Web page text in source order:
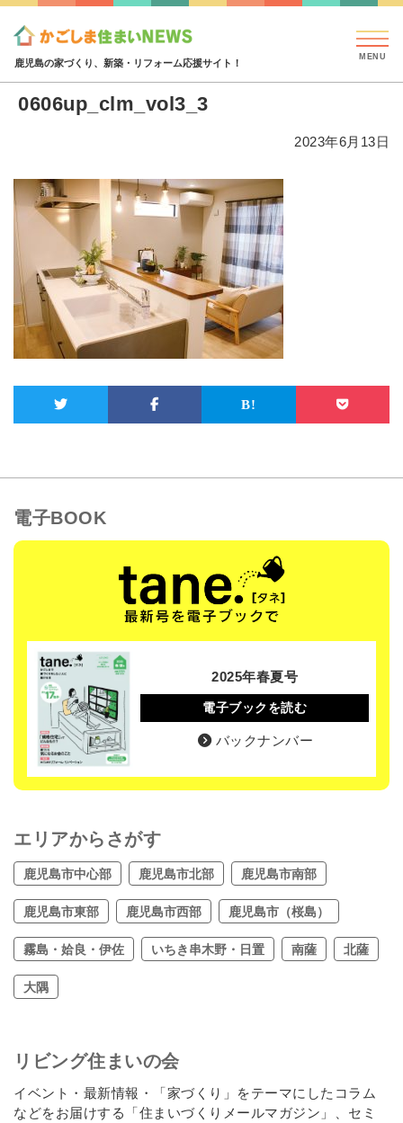
鹿児島の家づくり、新築・リフォーム応援サイト！
0606up_clm_vol3_3
2023年6月13日
電子BOOK
2025年春夏号
電子ブックを読む
バックナンバー
エリアからさがす
鹿児島市中心部 鹿児島市北部 鹿児島市南部
鹿児島市東部 鹿児島市西部 鹿児島市（桜島）
霧島・姶良・伊佐 いちき串木野・日置 南薩 北薩
大隅
リビング住まいの会
イベント・最新情報・「家づくり」をテーマにしたコラム
などをお届けする「住まいづくりメールマガジン」、セミ